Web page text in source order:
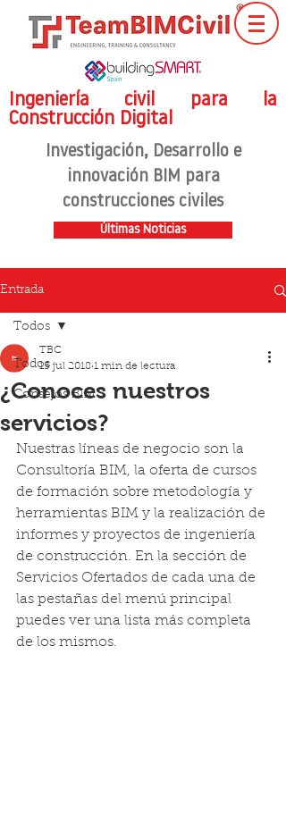
Ingeniería civil para la
Construcción Digital
Investigación, Desarrollo e
innovación BIM para
construcciones civiles
Últimas Noticias
Entrada
Todos
Consejos BIM
Todos
¿Conoces nuestros
servicios?
TBC
15 jul 2018 1 min de lectura
Nuestras líneas de negocio son la
Consultoría BIM, la oferta de cursos
de formación sobre metodología y
herramientas BIM y la realización de
informes y proyectos de ingeniería
de construcción. En la sección de
Servicios Ofertados de cada una de
las pestañas del menú principal
puedes ver una lista más completa
de los mismos.